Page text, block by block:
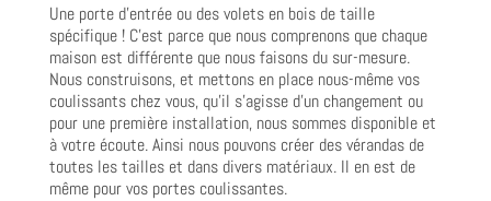
Une porte d’entrée ou des volets en bois de taille
spécifique ! C’est parce que nous comprenons que chaque
maison est différente que nous faisons du sur-mesure.
Nous construisons, et mettons en place nous-même vos
coulissants chez vous, qu’il s’agisse d’un changement ou
pour une première installation, nous sommes disponible et
à votre écoute. Ainsi nous pouvons créer des vérandas de
toutes les tailles et dans divers matériaux. Il en est de
même pour vos portes coulissantes.